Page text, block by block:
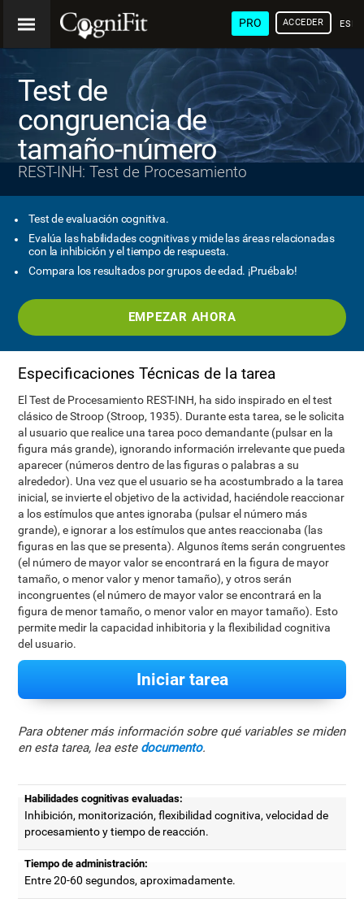
PRO ACCEDER
Test de
congruencia de
tamaño-número
REST-INH: Test de Procesamiento
Test de evaluación cognitiva.
Evalúa las habilidades cognitivas y mide las áreas relacionadas
con la inhibición y el tiempo de respuesta.
Compara los resultados por grupos de edad. ¡Pruébalo!
EMPEZAR AHORA
Especificaciones Técnicas de la tarea
El Test de Procesamiento REST-INH, ha sido inspirado en el test
clásico de Stroop (Stroop, 1935). Durante esta tarea, se le solicita
al usuario que realice una tarea poco demandante (pulsar en la
figura más grande), ignorando información irrelevante que pueda
aparecer (números dentro de las figuras o palabras a su
alrededor). Una vez que el usuario se ha acostumbrado a la tarea
inicial, se invierte el objetivo de la actividad, haciéndole reaccionar
a los estímulos que antes ignoraba (pulsar el número más
grande), e ignorar a los estímulos que antes reaccionaba (las
figuras en las que se presenta). Algunos ítems serán congruentes
(el número de mayor valor se encontrará en la figura de mayor
tamaño, o menor valor y menor tamaño), y otros serán
incongruentes (el número de mayor valor se encontrará en la
figura de menor tamaño, o menor valor en mayor tamaño). Esto
permite medir la capacidad inhibitoria y la flexibilidad cognitiva
del usuario.
Iniciar tarea
Para obtener más información sobre qué variables se miden
en esta tarea, lea este documento.
Habilidades cognitivas evaluadas:
Inhibición, monitorización, flexibilidad cognitiva, velocidad de
procesamiento y tiempo de reacción.
Tiempo de administración:
Entre 20-60 segundos, aproximadamente.